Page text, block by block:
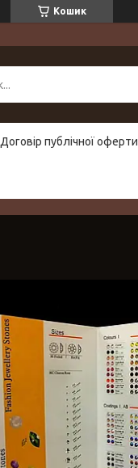
Кошик
Договір публічної оферти